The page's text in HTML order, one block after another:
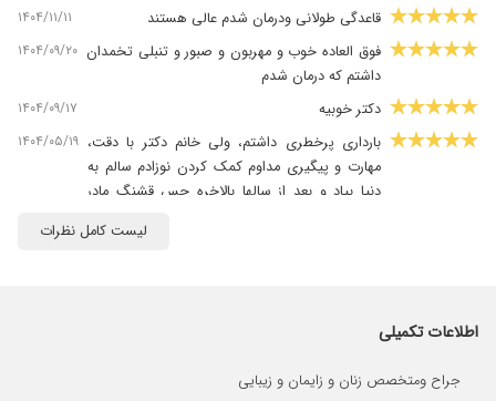
قاعدگی طولانی ودرمان شدم عالی هستند ۱۴۰۴/۱۱/۱۱
فوق العاده خوب و مهربون و صبور و تنبلی تخمدان
داشتم که درمان شدم
۱۴۰۴/۰۹/۲۰
دکتر خوبیه ۱۴۰۴/۰۹/۱۷
بارداری پرخطری داشتم، ولی خانم دکتر با دقت،
مهارت و پیگیری مداوم کمک کردن نوزادم سالم به
دنیا بیاد و بعد از سالها بالاخره حس قشنگ مادر
۱۴۰۴/۰۵/۱۹
تحت درمان هستم بسیار صبور و با دقت بالا معاینه
لیست کامل نظرات
اطلاعات تکمیلی
جراح ومتخصص زنان و زایمان و زیبایی